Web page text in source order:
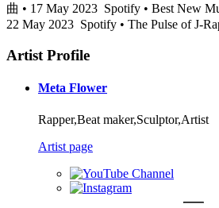
曲 • 17 May 2023 Spotify • Best New
22 May 2023 Spotify • The Pulse of J-
Artist Profile
Meta Flower
Rapper,Beat maker,Sculptor,Artist
Artist page